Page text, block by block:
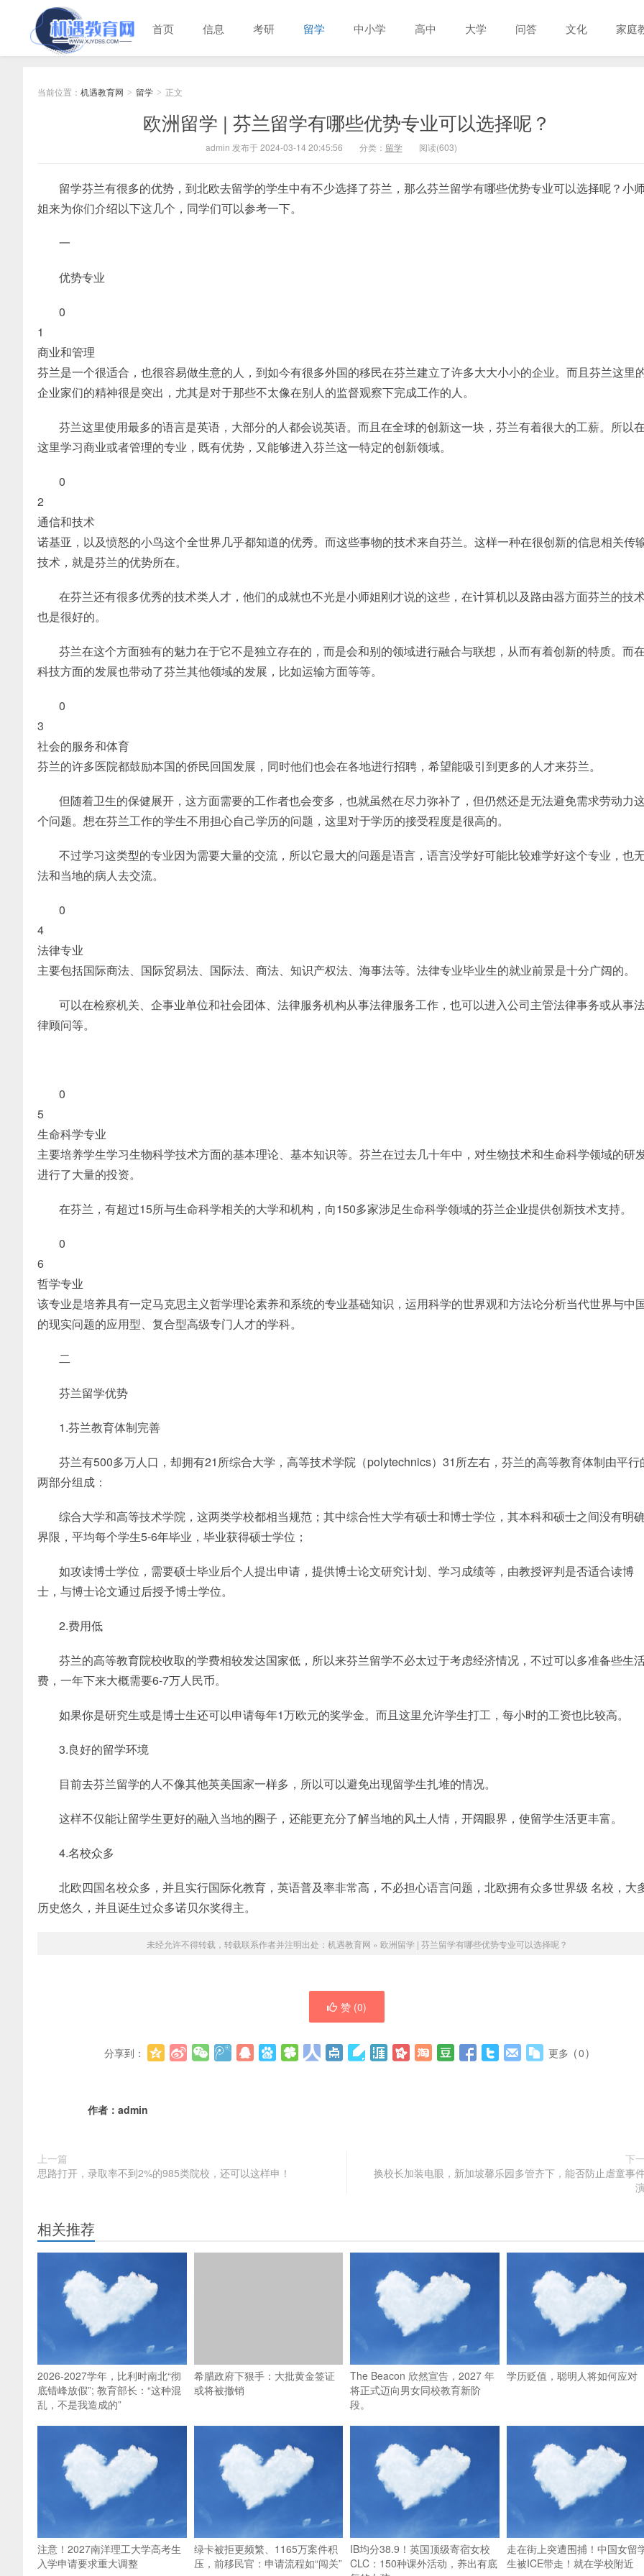
首页 信息 考研 留学 中小学 高中 大学 问答 文化 家庭
当前位置： 机遇教育网 > 留学 > 正文
欧洲留学 | 芬兰留学有哪些优势专业可以选择呢？
admin 发布于 2024-03-14 20:45:56 分类： 留学 阅读(603)
留学芬兰有很多的优势，到北欧去留学的学生中有不少选择了芬兰，那么芬兰留学有哪些优势专业可以选择呢？小
姐来为你们介绍以下这几个，同学们可以参考一下。
一
优势专业
0
1
商业和管理
芬兰是一个很适合，也很容易做生意的人，到如今有很多外国的移民在芬兰建立了许多大大小小的企业。而且芬兰这里
企业家们的精神很是突出，尤其是对于那些不太像在别人的监督观察下完成工作的人。
芬兰这里使用最多的语言是英语，大部分的人都会说英语。而且在全球的创新这一块，芬兰有着很大的工薪。所以
这里学习商业或者管理的专业，既有优势，又能够进入芬兰这一特定的创新领域。
0
2
通信和技术
诺基亚，以及愤怒的小鸟这个全世界几乎都知道的优秀。而这些事物的技术来自芬兰。这样一种在很创新的信息相关传
技术，就是芬兰的优势所在。
在芬兰还有很多优秀的技术类人才，他们的成就也不光是小师姐刚才说的这些，在计算机以及路由器方面芬兰的技
也是很好的。
芬兰在这个方面独有的魅力在于它不是独立存在的，而是会和别的领域进行融合与联想，从而有着创新的特质。而
科技方面的发展也带动了芬兰其他领域的发展，比如运输方面等等。
0
3
社会的服务和体育
芬兰的许多医院都鼓励本国的侨民回国发展，同时他们也会在各地进行招聘，希望能吸引到更多的人才来芬兰。
但随着卫生的保健展开，这方面需要的工作者也会变多，也就虽然在尽力弥补了，但仍然还是无法避免需求劳动力
个问题。想在芬兰工作的学生不用担心自己学历的问题，这里对于学历的接受程度是很高的。
不过学习这类型的专业因为需要大量的交流，所以它最大的问题是语言，语言没学好可能比较难学好这个专业，也
法和当地的病人去交流。
0
4
法律专业
主要包括国际商法、国际贸易法、国际法、商法、知识产权法、海事法等。法律专业毕业生的就业前景是十分广阔的。
可以在检察机关、企事业单位和社会团体、法律服务机构从事法律服务工作，也可以进入公司主管法律事务或从事
律顾问等。
0
5
生命科学专业
主要培养学生学习生物科学技术方面的基本理论、基本知识等。芬兰在过去几十年中，对生物技术和生命科学领域的研
进行了大量的投资。
在芬兰，有超过15所与生命科学相关的大学和机构，向150多家涉足生命科学领域的芬兰企业提供创新技术支持。
0
6
哲学专业
该专业是培养具有一定马克思主义哲学理论素养和系统的专业基础知识，运用科学的世界观和方法论分析当代世界与中
的现实问题的应用型、复合型高级专门人才的学科。
二
芬兰留学优势
1.芬兰教育体制完善
芬兰有500多万人口，却拥有21所综合大学，高等技术学院（polytechnics）31所左右，芬兰的高等教育体制由平行
两部分组成：
综合大学和高等技术学院，这两类学校都相当规范；其中综合性大学有硕士和博士学位，其本科和硕士之间没有明
界限，平均每个学生5-6年毕业，毕业获得硕士学位；
如攻读博士学位，需要硕士毕业后个人提出申请，提供博士论文研究计划、学习成绩等，由教授评判是否适合读博
士，与博士论文通过后授予博士学位。
2.费用低
芬兰的高等教育院校收取的学费相较发达国家低，所以来芬兰留学不必太过于考虑经济情况，不过可以多准备些生
费，一年下来大概需要6-7万人民币。
如果你是研究生或是博士生还可以申请每年1万欧元的奖学金。而且这里允许学生打工，每小时的工资也比较高。
3.良好的留学环境
目前去芬兰留学的人不像其他英美国家一样多，所以可以避免出现留学生扎堆的情况。
这样不仅能让留学生更好的融入当地的圈子，还能更充分了解当地的风土人情，开阔眼界，使留学生活更丰富。
4.名校众多
北欧四国名校众多，并且实行国际化教育，英语普及率非常高，不必担心语言问题，北欧拥有众多世界级 名校，大
历史悠久，并且诞生过众多诺贝尔奖得主。
未经允许不得转载，转载联系作者并注明出处： 机遇教育网 » 欧洲留学 | 芬兰留学有哪些优势专业可以选择呢？
赞 (0)
分享到： 更多 (0)
作者： admin
上一篇
思路打开，录取率不到2%的985类院校，还可以这样申！
下
换校长加装电眼，新加坡馨乐园多管齐下，能否防止虐童事
相关推荐
2026-2027学年，比利时南北“彻
底错峰放假”; 教育部长：“这种混
乱，不是我造成的”
希腊政府下狠手：大批黄金签证
或将被撤销
The Beacon 欣然宣告，2027 年
将正式迈向男女同校教育新阶
段。
学历贬值，聪明人将如何应对
注意！2027南洋理工大学高考生
入学申请要求重大调整
绿卡被拒更频繁、1165万案件积
压，前移民官：申请流程如“闯关”
IB均分38.9！英国顶级寄宿女校
CLC：150种课外活动，养出有底
走在街上突遭围捕！中国女留
生被ICE带走！就在学校附近